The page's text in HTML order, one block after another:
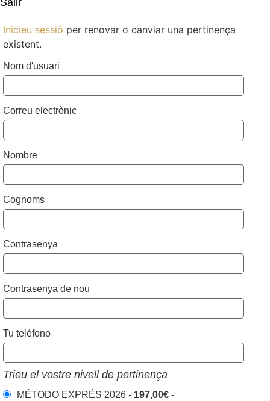
Inicieu sessió per renovar o canviar una pertinença
existent.
Nom d'usuari
Correu electrònic
Nombre
Cognoms
Contrasenya
Contrasenya de nou
Tu teléfono
Trieu el vostre nivell de pertinença
MÉTODO EXPRÉS 2026 - 197,00€ -